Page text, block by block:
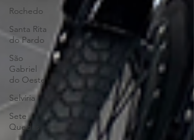
Rochedo
Santa Rita
do Pardo
São
Gabriel
do Oeste
Selvíria
Sete
Quedas